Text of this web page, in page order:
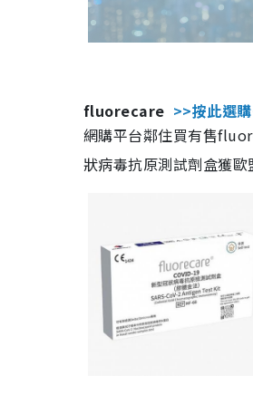
fluorecare >>按此選
網購平台鄰住買有售
狀病毒抗原測試劑盒獲